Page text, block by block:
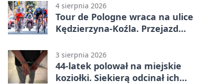
4 sierpnia 2026
Tour de Pologne wraca na ulice
Kędzierzyna-Koźla. Przejazd
3 sierpnia 2026
44-latek polował na miejskie
koziołki. Siekierą odcinał ich